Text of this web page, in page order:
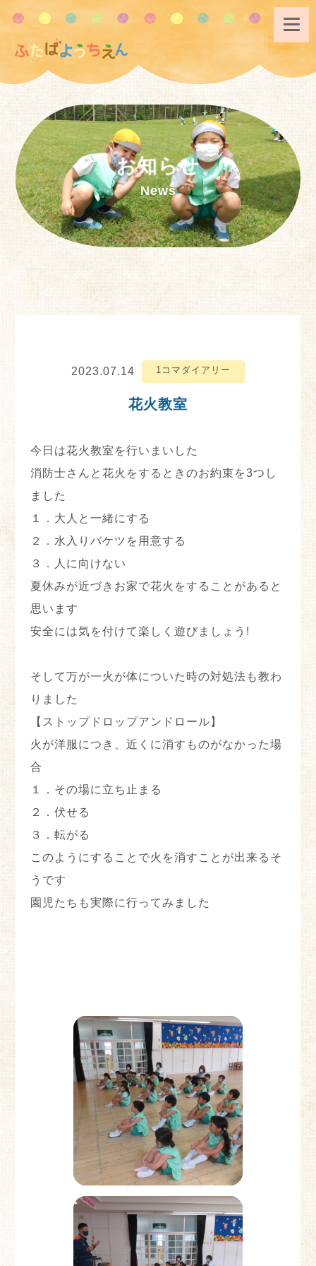
お知らせ
News
2023.07.14 1コマダイアリー
花火教室
今日は花火教室を行いまいした
消防士さんと花火をするときのお約束を3つし
ました
１．大人と一緒にする
２．水入りバケツを用意する
３．人に向けない
夏休みが近づきお家で花火をすることがあると
思います
安全には気を付けて楽しく遊びましょう!
そして万が一火が体についた時の対処法も教わ
りました
【ストップドロップアンドロール】
火が洋服につき、近くに消すものがなかった場
合
１．その場に立ち止まる
２．伏せる
３．転がる
このようにすることで火を消すことが出来るそ
うです
園児たちも実際に行ってみました